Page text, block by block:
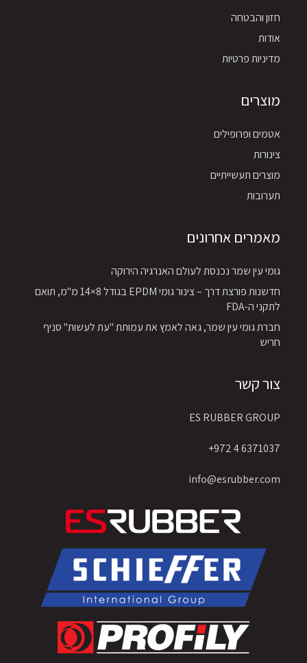
חזון והבטחה
אודות
מדיניות פרטיות
מוצרים
אטמים ופרופילים
צינורות
מוצרים תעשייתיים
תערובות
מאמרים אחרונים
גומי עין שמר נכנסת לעולם האנרגיה הירוקה
חדשנות פורצת דרך – צינור גומי EPDM בגודל 8×14 מ"מ, תואם
לתקני ה-FDA
חברת גומי עין שמר, גאה לאמץ את עמותת "עת לעשות" סניף
חריש
צור קשר
ES RUBBER GROUP
6371037 4 972+
info@esrubber.com